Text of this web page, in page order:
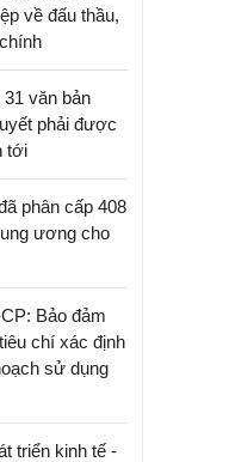
về đấu thầu,
văn bản
phải được
tới
phân cấp 408
ương cho
Bảo đảm
chí xác định
sử dụng
triển kinh tế -